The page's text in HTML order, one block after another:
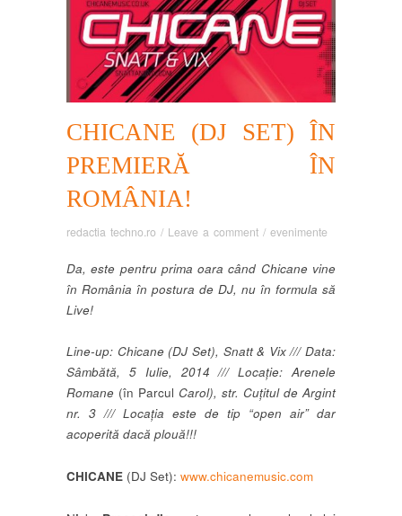
CHICANE (DJ SET) ÎN
PREMIERĂ ÎN
ROMÂNIA!
redactia techno.ro / Leave a comment / evenimente
Da, este pentru prima oara când Chicane vine
în România în postura de DJ, nu în formula să
Live!
Line-up: Chicane (DJ Set), Snatt & Vix /// Data:
Sâmbătă, 5 Iulie, 2014 /// Locație: Arenele
Romane (în Parcul Carol), str. Cuțitul de Argint
nr. 3 /// Locația este de tip “open air” dar
acoperită dacă plouă!!!
CHICANE (DJ Set): www.chicanemusic.com